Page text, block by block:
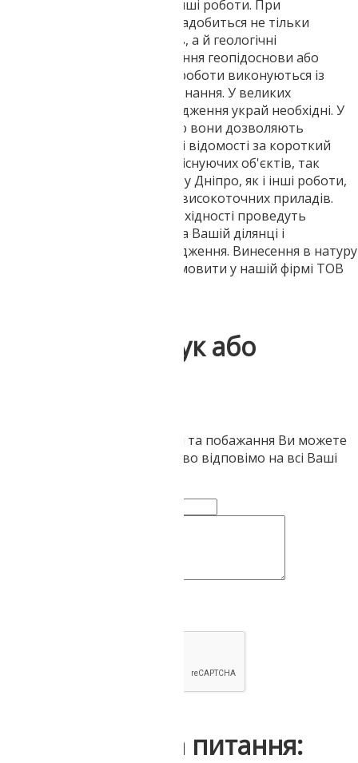
досліджень виконуються й інші роботи. При
спорудженні споруди Вам знадобиться не тільки
винесення в натуру кордонів, а й геологічні
дослідження, а також створення геопідоснови або
топоплану. Топогеодезичні роботи виконуються із
застосуванням різного обладнання. У великих
населених пунктах такі дослідження украй необхідні. У
місцях із щільною забудовою вони дозволяють
отримувати найдостовірніші відомості за короткий
період часу. Виконуються як існуючих об'єктів, так
проектованих. Винос у натуру Дніпро, як і інші роботи,
проводиться за допомогою високоточних приладів.
Наші співробітники при необхідності проведуть
комплексні спостереження на Вашій ділянці і
виконають усі належні дослідження. Винесення в натуру
земельної ділянки можна замовити у нашій фірмі ТОВ
Напишіть відгук або
Ваші запитання, зауваження та побажання Ви можете
залишити тут. Ми обов'язково відповімо на всі Ваші
Інші відгуки та питання: